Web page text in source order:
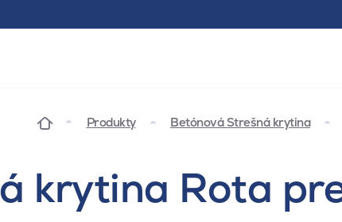
Produkty Betónová Strešná krytina
krytina Rota